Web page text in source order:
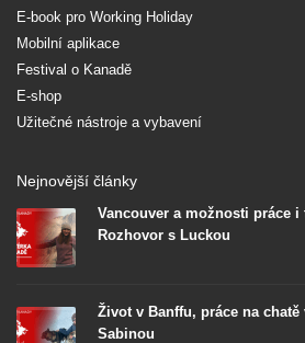
E-book pro Working Holiday
Mobilní aplikace
Festival o Kanadě
E-shop
Užitečné nástroje a vybavení
Nejnovější články
Vancouver a možnosti práce
Rozhovor s Luckou
Život v Banffu, práce na
Sabinou